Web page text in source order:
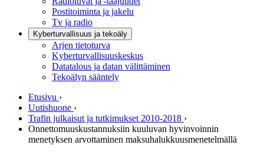
Postitoiminta ja jakelu
Tv ja radio
Kyberturvallisuus ja tekoäly
Arjen tietoturva
Kyberturvallisuuskeskus
Datatalous ja datan välittäminen
Tekoälyn sääntely
Etusivu ›
Uutishuone ›
Trafin julkaisut ja tutkimukset 2010-2018 ›
Onnettomuuskustannuksiin kuuluvan hyvinvoinnin
menetyksen arvottaminen maksuhalukkuusmenetelmällä